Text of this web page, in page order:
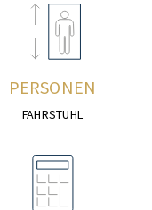
PERSONEN
FAHRSTUHL